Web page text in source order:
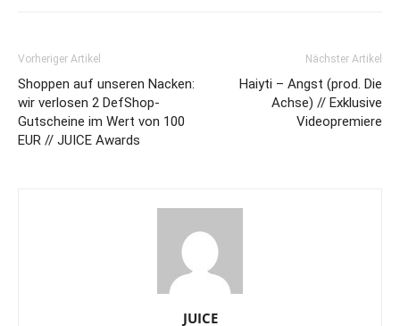
Vorheriger Artikel
Shoppen auf unseren Nacken:
wir verlosen 2 DefShop-
Gutscheine im Wert von 100
EUR // JUICE Awards
Nächster Artikel
Haiyti – Angst (prod. Die
Achse) // Exklusive
Videopremiere
JUICE